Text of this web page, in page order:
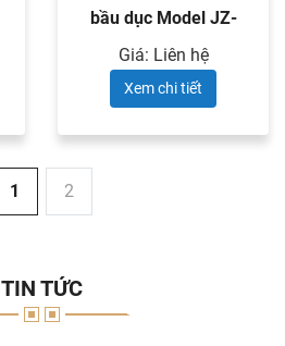
bầu dục Model JZ-
918AT
Giá: Liên hệ
Xem chi tiết
1 2
TIN TỨC